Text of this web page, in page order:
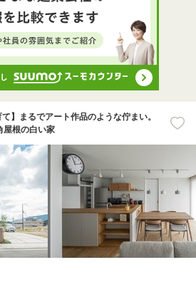
】まるでアート作品のような佇まい。
屋根の白い家